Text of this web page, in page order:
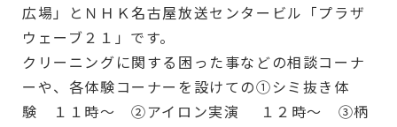
広場」とＮＨＫ名古屋放送センタービル「プラザ
ウェーブ２１」です。
クリーニングに関する困った事などの相談コーナ
ーや、各体験コーナーを設けての①シミ抜き体
験 １１時〜 ②アイロン実演 １２時〜 ③柄